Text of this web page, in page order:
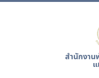
สำนักงา